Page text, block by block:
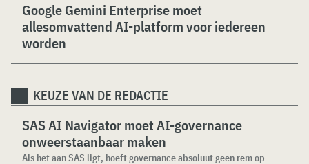
Google Gemini Enterprise moet
allesomvattend AI-platform voor iedereen
worden
KEUZE VAN DE REDACTIE
SAS AI Navigator moet AI-governance
onweerstaanbaar maken
Als het aan SAS ligt, hoeft governance absoluut geen rem op